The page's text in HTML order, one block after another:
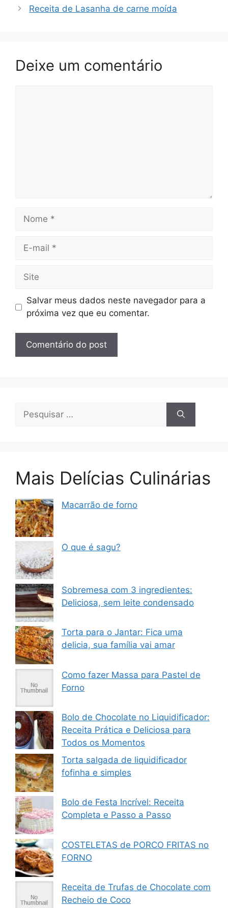
Receita de Lasanha de carne moída
Deixe um comentário
Nome
Site
Salvar meus dados neste navegador para a
próxima vez que eu comentar.
por:
Mais Delícias Culinárias
Macarrão de forno
O que é sagu?
Sobremesa com 3 ingredientes:
Deliciosa, sem leite condensado
Torta para o Jantar: Fica uma
delicia, sua família vai amar
Como fazer Massa para Pastel de
Forno
Bolo de Chocolate no Liquidificador:
Receita Prática e Deliciosa para
Todos os Momentos
Torta salgada de liquidificador
fofinha e simples
Bolo de Festa Incrível: Receita
Completa e Passo a Passo
COSTELETAS de PORCO FRITAS no
FORNO
Receita de Trufas de Chocolate com
Recheio de Coco